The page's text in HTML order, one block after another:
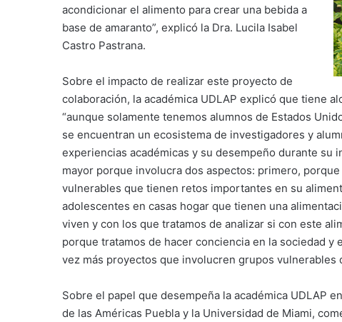
acondicionar el alimento para crear una bebida a
base de amaranto”, explicó la Dra. Lucila Isabel
Castro Pastrana.
Sobre el impacto de realizar este proyecto de
colaboración, la académica UDLAP explicó que tiene
“aunque solamente tenemos alumnos de Estados
se encuentran un ecosistema de investigadores y
experiencias académicas y su desempeño durante su
mayor porque involucra dos aspectos: primero,
vulnerables que tienen retos importantes en su
adolescentes en casas hogar que tienen una
viven y con los que tratamos de analizar si con este
porque tratamos de hacer conciencia en la sociedad
vez más proyectos que involucren grupos vulnerables
Sobre el papel que desempeña la académica UDLAP
de las Américas Puebla y la Universidad de Miami,